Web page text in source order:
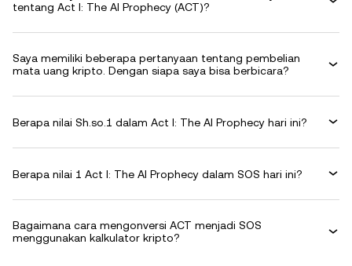
tentang Act I: The AI Prophecy (ACT)?
Saya memiliki beberapa pertanyaan tentang pembelian
mata uang kripto. Dengan siapa saya bisa berbicara?
Berapa nilai Sh.so.1 dalam Act I: The AI Prophecy hari ini?
Berapa nilai 1 Act I: The AI Prophecy dalam SOS hari ini?
Bagaimana cara mengonversi ACT menjadi SOS
menggunakan kalkulator kripto?